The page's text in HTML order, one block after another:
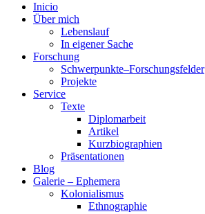
Inicio
Über mich
Lebenslauf
In eigener Sache
Forschung
Schwerpunkte–Forschungsfelder
Projekte
Service
Texte
Diplomarbeit
Artikel
Kurzbiographien
Präsentationen
Blog
Galerie – Ephemera
Kolonialismus
Ethnographie